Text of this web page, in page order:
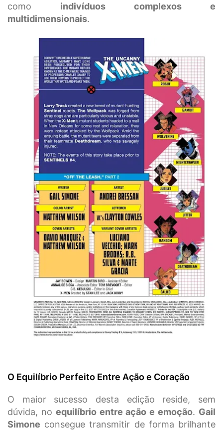
como indivíduos complexos e
multidimensionais.
O Equilíbrio Perfeito Entre Ação e Coração
O maior sucesso desta edição reside, sem
dúvida, no equilíbrio entre ação e emoção. Gail
Simone consegue transmitir de forma brilhante